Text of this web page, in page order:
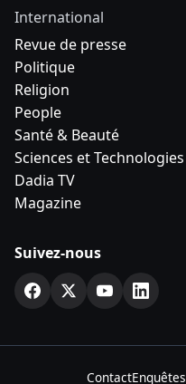
International
Revue de presse
Politique
Religion
People
Santé & Beauté
Sciences et Technologies
Dadia TV
Magazine
Suivez-nous
ContactEnquêtes